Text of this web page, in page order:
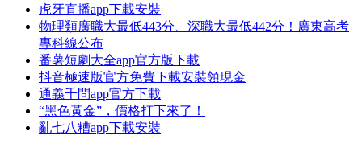
虎牙直播app下載安裝
物理類廣職大最低443分、深職大最低442分！廣東高考
專科線公布
番薯短劇大全app官方版下載
抖音極速版官方免費下載安裝領現金
通義千問app官方下載
“黑色黃金”，價格打下來了！
亂七八糟app下載安裝